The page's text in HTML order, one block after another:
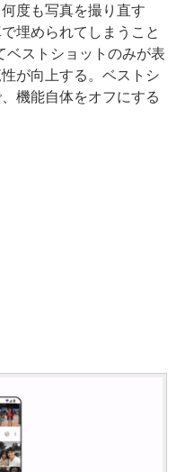
度も写真を撮り直す
埋められてしまうこと
ベストショットのみが表
が向上する。ベストシ
機能自体をオフにする